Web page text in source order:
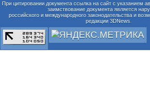
При цитировании документа ссылка на сайт с указанием
заимствование документа является
российского и международного законодательства и
редакции 3DNews.